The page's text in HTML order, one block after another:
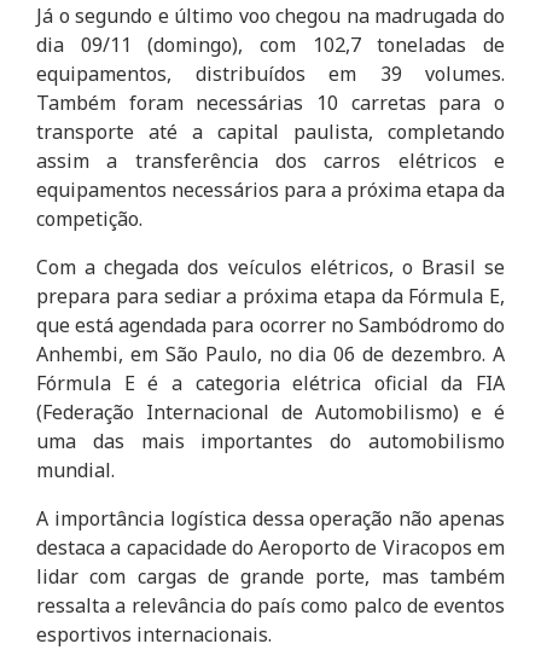
Já o segundo e último voo chegou na madrugada do
dia 09/11 (domingo), com 102,7 toneladas de
equipamentos, distribuídos em 39 volumes.
Também foram necessárias 10 carretas para o
transporte até a capital paulista, completando
assim a transferência dos carros elétricos e
equipamentos necessários para a próxima etapa da
competição.
Com a chegada dos veículos elétricos, o Brasil se
prepara para sediar a próxima etapa da Fórmula E,
que está agendada para ocorrer no Sambódromo do
Anhembi, em São Paulo, no dia 06 de dezembro. A
Fórmula E é a categoria elétrica oficial da FIA
(Federação Internacional de Automobilismo) e é
uma das mais importantes do automobilismo
mundial.
A importância logística dessa operação não apenas
destaca a capacidade do Aeroporto de Viracopos em
lidar com cargas de grande porte, mas também
ressalta a relevância do país como palco de eventos
esportivos internacionais.